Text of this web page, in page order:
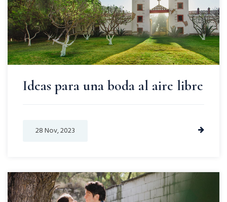
Ideas para una boda al aire libre
28 Nov, 2023